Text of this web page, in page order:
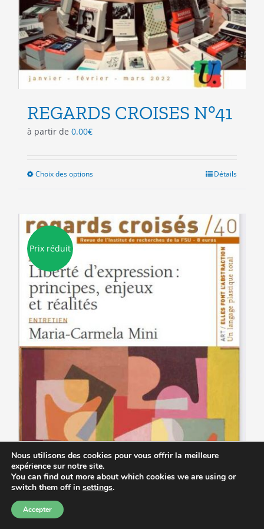
REGARDS CROISES N°41
à partir de 0.00€
Choix des optionsCe
plusieurs
variations.
Les
peuvent
être
choisies
sur
page
du
Détails
Prix réduit
Nous utilisons des cookies pour vous offrir la meilleure
expérience sur notre site.
You can find out more about which cookies we are using or
switch them off in settings.
Accepter